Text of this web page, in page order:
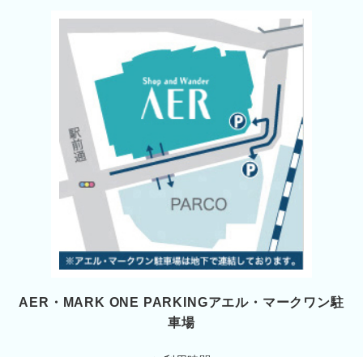
AER・MARK ONE PARKINGアエル・マークワン駐
車場